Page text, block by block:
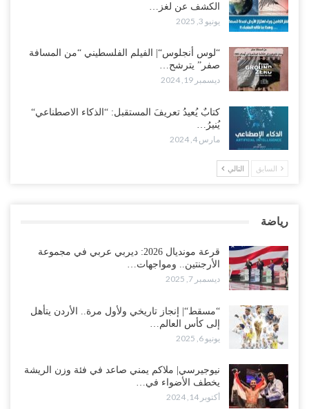
الكشف عن لغز…
يونيو 3, 2025
“لوس أنجلوس“| الفيلم الفلسطيني “من المسافة
صفر” يترشح…
ديسمبر 19, 2024
كتابٌ يُعيدُ تعريفَ المستقبل: “الذكاء الاصطناعي“
يُنيرُ…
مارس 4, 2024
السابق التالي
رياضة
قرعة مونديال 2026: ديربي عربي في مجموعة
الأرجنتين.. ومواجهات…
ديسمبر 7, 2025
“مسقط“| إنجاز تاريخي ولأول مرة.. الأردن يتأهل
إلى كأس العالم…
يونيو 6, 2025
نيوجيرسي| ملاكم يمني صاعد في فئة وزن الريشة
يخطف الأضواء في…
أكتوبر 14, 2024